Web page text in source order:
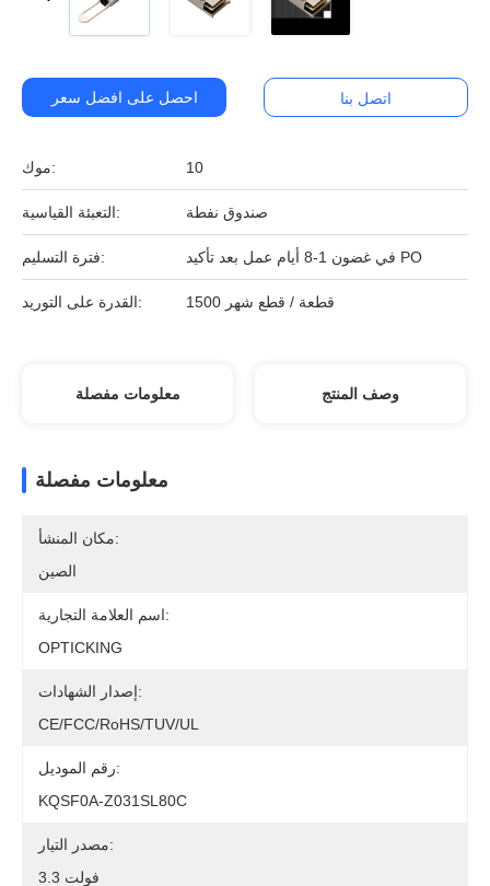
موك: 10
التعبئة القياسية: صندوق نفطة
فترة التسليم: في غضون 1-8 أيام عمل بعد تأكيد PO
القدرة على التوريد: 1500 قطعة / قطع شهر
احصل على افضل سعر اتصل بنا
معلومات مفصلة وصف المنتج
معلومات مفصلة
مكان المنشأ:
الصين
اسم العلامة التجارية:
OPTICKING
إصدار الشهادات:
CE/FCC/RoHS/TUV/UL
رقم الموديل:
KQSF0A-Z031SL80C
مصدر التيار:
3.3 فولت